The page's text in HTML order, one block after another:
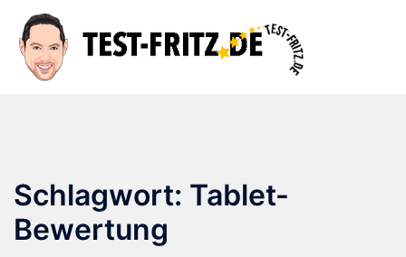
Inhalt
springen
Schlagwort: Tablet-
Bewertung